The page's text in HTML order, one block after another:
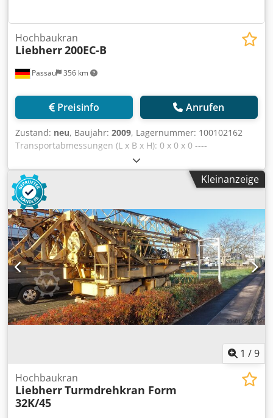
Passau 356 km
Hochbaukran
Liebherr200EC-B
Preisinfo Anrufen
Zustand: neu, Baujahr: 2009, Lagernummer: 100102162
Transportabmessungen (L x B x H): 0 x 0 x 0 ----
Unterwagen mit 6m Spur inkl. Zentralballast Turm für 30m
Hakenhöhe Ausladung 65m inkl. Gegenballast Turmsystem
256HC Kabine Funk Dodpfx Asztim Dom Reck ABB
Zentralschmieranlage 45KW Hubwerk Preis ab Standort
Nürnberg
Kleinanzeige
1 /9
Hochbaukran
LiebherrTurmdrehkran Form
32K/45